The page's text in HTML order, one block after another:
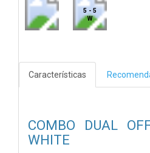
5 - 5
W
Características
COMBO DUAL
WHITE